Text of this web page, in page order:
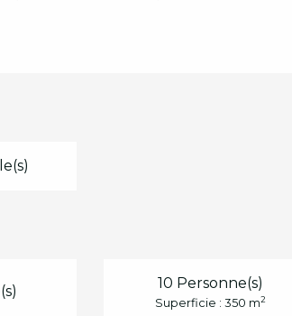
10 Personne(s)
Superficie : 350 m2